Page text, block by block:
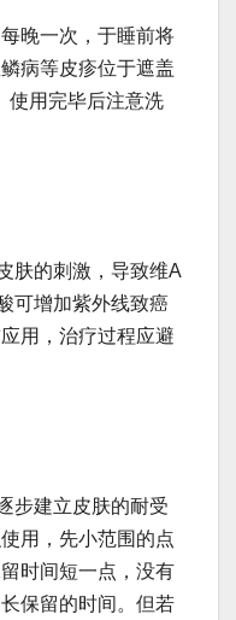
晚一次，于睡前将
病等皮疹位于遮盖
使用完毕后注意洗
肤的刺激，导致维A
可增加紫外线致癌
用，治疗过程应避
步建立皮肤的耐受
用，先小范围的点
时间短一点，没有
保留的时间。但若